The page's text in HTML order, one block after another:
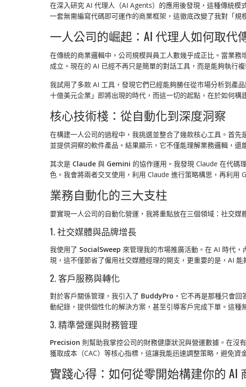
在深入研究 AI 代理人（AI Agents）的應用後發現，這種傳統
一套無需編寫代碼即可運作的商業框架，這徹底改變了我對「規
一人公司的崛起：AI 代理人如何取代
在傳統的商業邏輯中，公司規模與員工人數幾乎成正比。當業
成立。現在的 AI 已經不再只是簡單的對話工具，而是能夠執行
我試用了多款 AI 工具，發現它們已經能夠勝任從市場分析到產
十億美元企業」即將出現的時代，而這一切的起點，在於如何構
核心技術棧：從自動化到深度洞察
在構建一人公司的過程中，我挑選並整合了幾款核心工具。首先
並提供洞察的軟件產品。結果顯示，它不僅能理解業務邏輯，
其次是 Claude 與 Gemini 的協作運用。我發現 Claude 在代碼
色。我會將兩者交叉使用，利用 Claude 進行策略構思，再利用
業務自動化的三大支柱
要實現一人公司的自動化營運，我將重點放在三個領域：社交媒
1. 社交媒體與品牌增長
我使用了 SocialSweep 來管理我的市場推廣活動。在 AI 時代
現，這不僅節省了僱用社交媒體經理的開支，更重要的是，AI
2. 客戶服務與轉化
對於客戶關係管理，我引入了 BuddyPro 。它不再是那種只會
動紀錄，提供個性化的解決方案，甚至引導客戶完成下單。這
3. 精準營運與財務管理
Precision 則幫助我掌控公司的財務健康狀況與營運數據。在沒
獲取成本（CAC）等核心指標，這讓我能迅速調整策略，避免資
實踐心得：如何從零開始構建你的 AI